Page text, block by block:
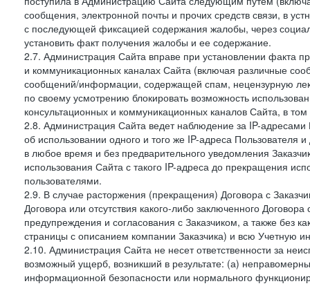
сообщения, электронной почты и прочих средств связи, в
с последующей фиксацией содержания жалобы, через
установить факт получения жалобы и ее содержание.
2.7. Администрация Сайта вправе при установлении факта
и коммуникационных каналах Сайта (включая различные
сообщений/информации, содержащей спам, нецензурную
по своему усмотрению блокировать возможность
консультационных и коммуникационных каналов Сайта, в
2.8. Администрация Сайта ведет наблюдение за IP-
об использовании одного и того же IP-адреса Пользователя
в любое время и без предварительного уведомления
использования Сайта с такого IP-адреса до прекращения
пользователями.
2.9. В случае расторжения (прекращения) Договора с
Договора или отсутствия какого-либо заключенного
предупреждения и согласования с Заказчиком, а также без
страницы с описанием компании Заказчика) и всю Учетную
2.10. Администрация Сайта не несет ответственности за
возможный ущерб, возникший в результате: (а)
информационной безопасности или нормального